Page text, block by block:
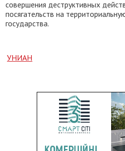
совершения деструктивных
посягательств на
государства.
УНИАН